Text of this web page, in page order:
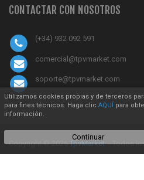
CONTACTAR CON NOSOTROS
(+34) 932 092 591
comercial@tpvmarket.com
soporte@tpvmarket.com
Copyright © 2026TpvMarket.- Todos
Utilizamos cookies propias y de terceros
para fines técnicos. Haga clic AQUÍ para
información.
Continuar